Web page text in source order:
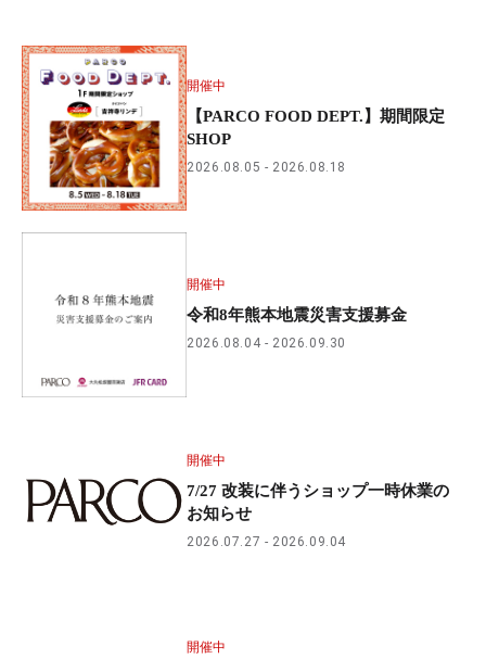
開催中
【PARCO FOOD DEPT.】期間限定
SHOP
2026.08.05 2026.08.18
開催中
令和8年熊本地震災害支援募金
2026.08.04 2026.09.30
開催中
7/27 改装に伴うショップ一時休業の
お知らせ
2026.07.27 2026.09.04
開催中